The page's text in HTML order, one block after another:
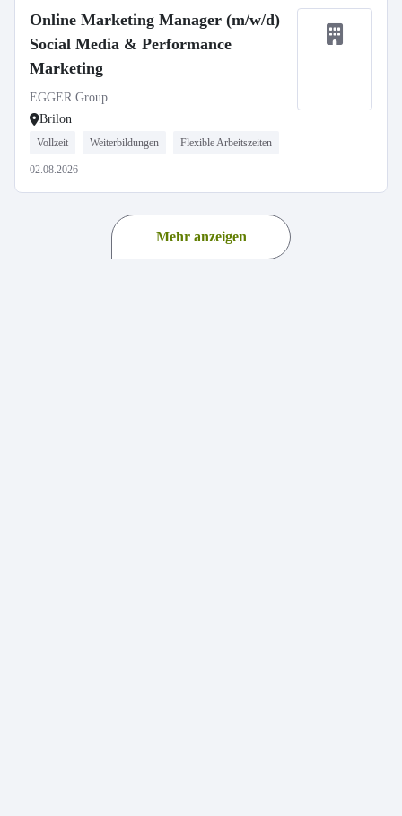
Online Marketing Manager (m/w/d)
Social Media & Performance
Marketing
EGGER Group
Brilon
Vollzeit Weiterbildungen Flexible Arbeitszeiten
02.08.2026
Mehr anzeigen